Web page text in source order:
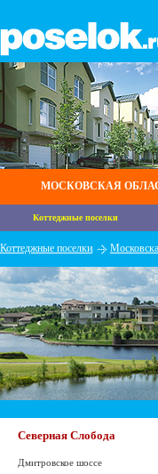
МОСКОВСКАЯ
Коттеджные поселки
Коттеджные поселки
Северная Слобода
Дмитровское шоссе